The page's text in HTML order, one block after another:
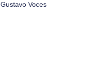
Gustavo Voces